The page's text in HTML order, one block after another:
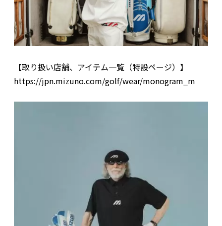
【取り扱い店舗、アイテム一覧（特設ページ）】
https://jpn.mizuno.com/golf/wear/monogram_m